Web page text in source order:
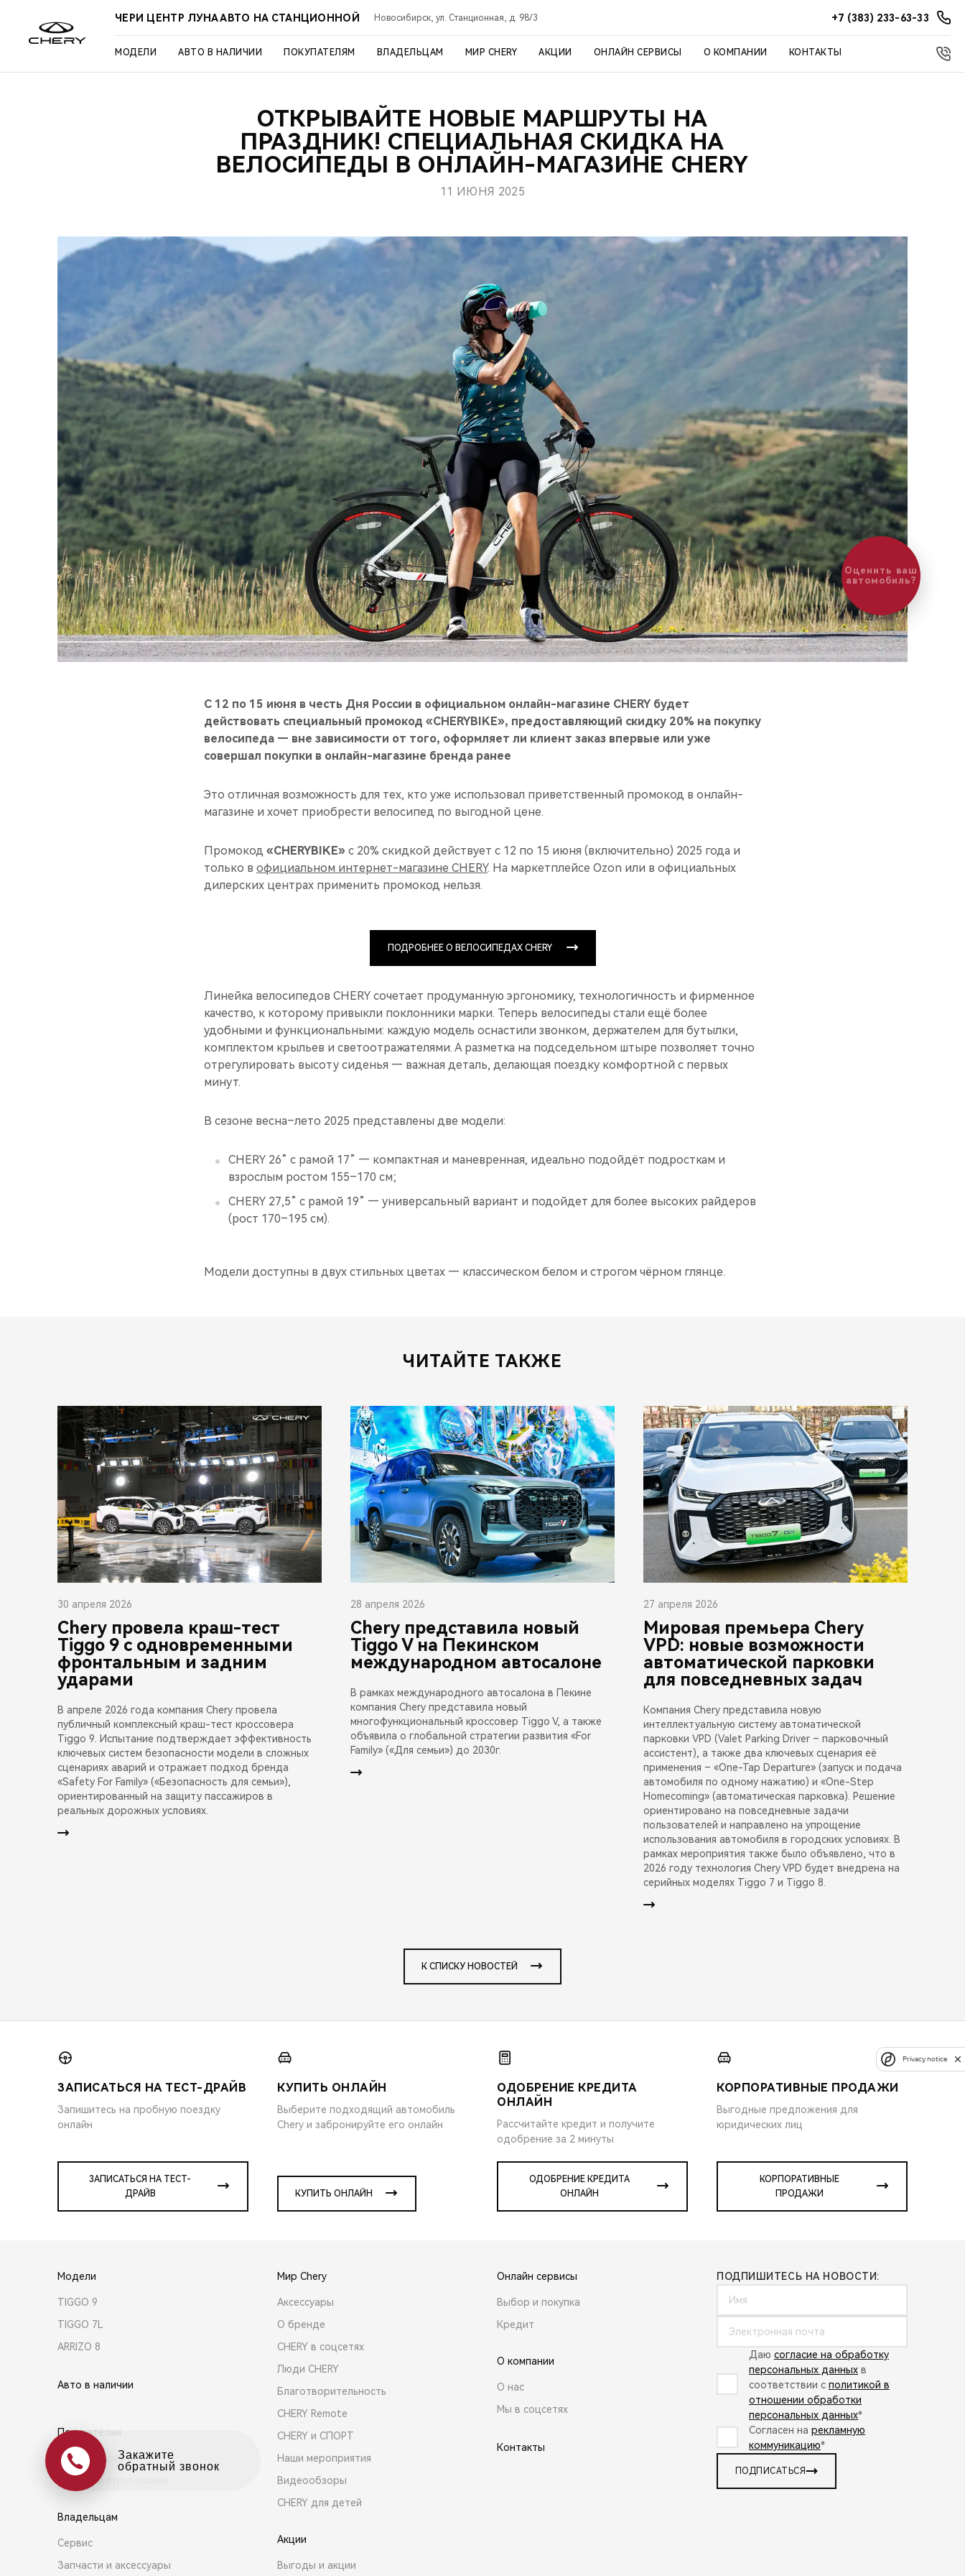
ЧЕРИ ЦЕНТР ЛУНА АВТО НА СТАНЦИОННОЙ Новосибирск, ул. Станционная, д. 98/3 +7 (383) 233-63-33
МОДЕЛИ АВТО В НАЛИЧИИ ПОКУПАТЕЛЯМ ВЛАДЕЛЬЦАМ МИР CHERY АКЦИИ ОНЛАЙН СЕРВИСЫ О КОМПАНИИ КОНТАКТЫ
ОТКРЫВАЙТЕ НОВЫЕ МАРШРУТЫ НА
ПРАЗДНИК! СПЕЦИАЛЬНАЯ СКИДКА НА
ВЕЛОСИПЕДЫ В ОНЛАЙН-МАГАЗИНЕ CHERY
11 ИЮНЯ 2025
С 12 по 15 июня в честь Дня России в официальном онлайн-магазине CHERY будет
действовать специальный промокод «CHERYBIKE», предоставляющий скидку 20% на покупку
велосипеда — вне зависимости от того, оформляет ли клиент заказ впервые или уже
совершал покупки в онлайн-магазине бренда ранее
Это отличная возможность для тех, кто уже использовал приветственный промокод в онлайн-
магазине и хочет приобрести велосипед по выгодной цене.
Промокод «CHERYBIKE» с 20% скидкой действует с 12 по 15 июня (включительно) 2025 года и
только в официальном интернет-магазине CHERY. На маркетплейсе Ozon или в официальных
дилерских центрах применить промокод нельзя.
ПОДРОБНЕЕ О ВЕЛОСИПЕДАХ CHERY
Линейка велосипедов CHERY сочетает продуманную эргономику, технологичность и фирменное
качество, к которому привыкли поклонники марки. Теперь велосипеды стали ещё более
удобными и функциональными: каждую модель оснастили звонком, держателем для бутылки,
комплектом крыльев и светоотражателями. А разметка на подседельном штыре позволяет точно
отрегулировать высоту сиденья — важная деталь, делающая поездку комфортной с первых
минут.
В сезоне весна–лето 2025 представлены две модели:
CHERY 26” с рамой 17” — компактная и маневренная, идеально подойдёт подросткам и
взрослым ростом 155–170 см;
CHERY 27,5” с рамой 19” — универсальный вариант и подойдет для более высоких райдеров
(рост 170–195 см).
Модели доступны в двух стильных цветах — классическом белом и строгом чёрном глянце.
ЧИТАЙТЕ ТАКЖЕ
30 апреля 2026
Chery провела краш-тест
Tiggo 9 с одновременными
фронтальным и задним
ударами
В апреле 2026 года компания Chery провела
публичный комплексный краш-тест кроссовера
Tiggo 9. Испытание подтверждает эффективность
ключевых систем безопасности модели в сложных
сценариях аварий и отражает подход бренда
«Safety For Family» («Безопасность для семьи»),
ориентированный на защиту пассажиров в
реальных дорожных условиях.
28 апреля 2026
Chery представила новый
Tiggo V на Пекинском
международном автосалоне
В рамках международного автосалона в Пекине
компания Chery представила новый
многофункциональный кроссовер Tiggo V, а также
объявила о глобальной стратегии развития «For
Family» («Для семьи») до 2030г.
27 апреля 2026
Мировая премьера Chery
VPD: новые возможности
автоматической парковки
для повседневных задач
Компания Chery представила новую
интеллектуальную систему автоматической
парковки VPD (Valet Parking Driver – парковочный
ассистент), а также два ключевых сценария её
применения – «One-Tap Departure» (запуск и подача
автомобиля по одному нажатию) и «One-Step
Homecoming» (автоматическая парковка). Решение
ориентировано на повседневные задачи
пользователей и направлено на упрощение
использования автомобиля в городских условиях. В
рамках мероприятия также было объявлено, что в
2026 году технология Chery VPD будет внедрена на
серийных моделях Tiggo 7 и Tiggo 8.
К СПИСКУ НОВОСТЕЙ
ЗАПИСАТЬСЯ НА ТЕСТ-ДРАЙВ
Запишитесь на пробную поездку
онлайн
ЗАПИСАТЬСЯ НА ТЕСТ-
ДРАЙВ
КУПИТЬ ОНЛАЙН
Выберите подходящий автомобиль
Chery и забронируйте его онлайн
КУПИТЬ ОНЛАЙН
ОДОБРЕНИЕ КРЕДИТА
ОНЛАЙН
Рассчитайте кредит и получите
одобрение за 2 минуты
ОДОБРЕНИЕ КРЕДИТА
ОНЛАЙН
КОРПОРАТИВНЫЕ ПРОДАЖИ
Выгодные предложения для
юридических лиц
КОРПОРАТИВНЫЕ
ПРОДАЖИ
Модели
TIGGO 9
TIGGO 7L
ARRIZO 8
Авто в наличии
Покупателям
Выбор и покупка
Кредит и страхование
Владельцам
Сервис
Запчасти и аксессуары
Мир Chery
Аксессуары
О бренде
CHERY в соцсетях
Люди CHERY
Благотворительность
CHERY Remote
CHERY и СПОРТ
Наши мероприятия
Видеообзоры
CHERY для детей
Акции
Выгоды и акции
Онлайн сервисы
Выбор и покупка
Кредит
О компании
О нас
Мы в соцсетях
Контакты
ПОДПИШИТЕСЬ НА НОВОСТИ:
Даю согласие на обработку
персональных данных в
соответствии с политикой в
отношении обработки
персональных данных*
Согласен на рекламную
коммуникацию*
ПОДПИСАТЬСЯ
Оценить ваш
автомобиль?
Оцените свой авто
в обмен на новый
Privacy notice